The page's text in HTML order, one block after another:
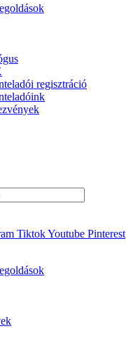
regisztráció
TiktokYoutube Pinterest